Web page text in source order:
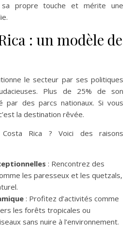
sa propre touche et mérite une
: un modèle de
le secteur par ses politiques
Plus de 25% de son
des parcs nationaux. Si vous
la destination rêvée.
Rica ? Voici des raisons
: Rencontrez des
les paresseux et les quetzals,
: Profitez d’activités comme
les forêts tropicales ou
sans nuire à l’environnement.